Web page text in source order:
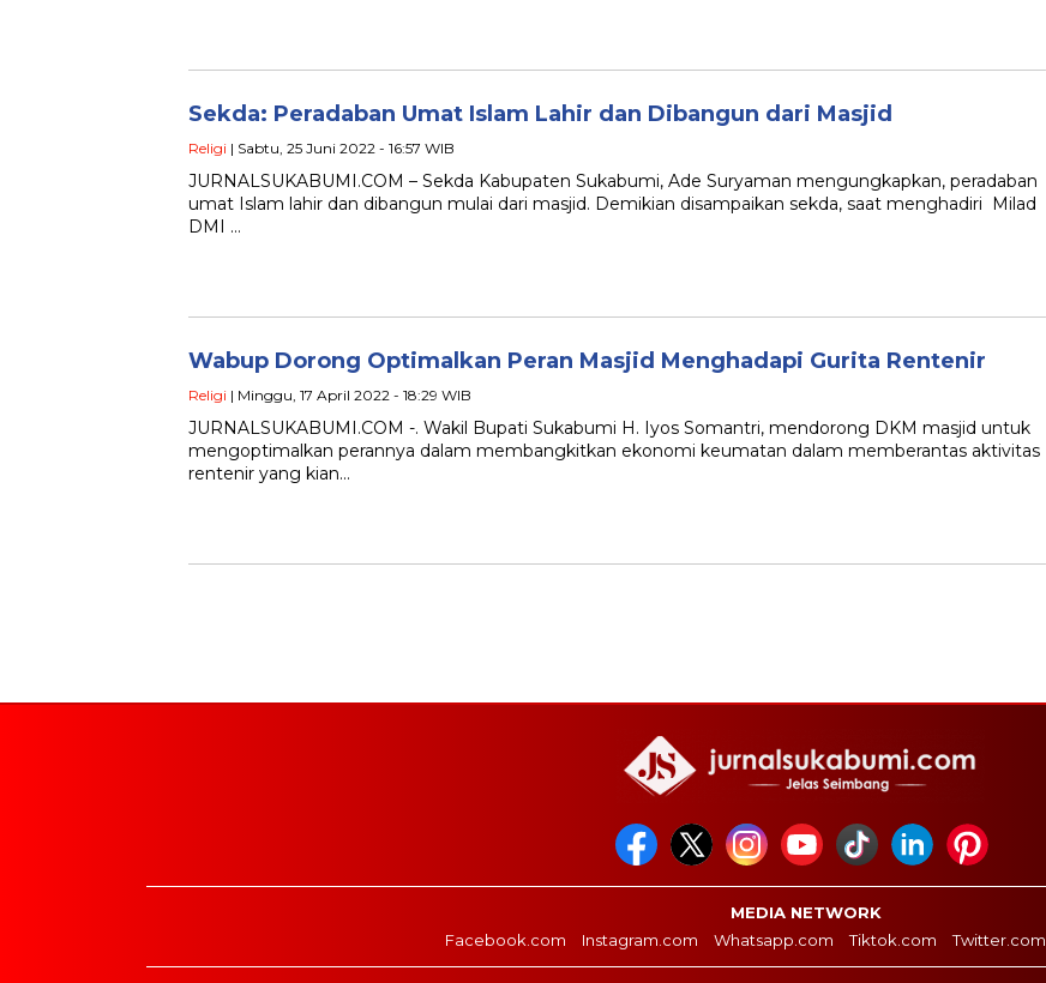
Sekda: Peradaban Umat Islam Lahir dan Dibangun dari Masjid
Religi | Sabtu, 25 Juni 2022 - 16:57 WIB
JURNALSUKABUMI.COM – Sekda Kabupaten Sukabumi, Ade Suryaman mengungkapkan, peradaban
umat Islam lahir dan dibangun mulai dari masjid. Demikian disampaikan sekda, saat menghadiri Milad
DMI …
Wabup Dorong Optimalkan Peran Masjid Menghadapi Gurita Rentenir
Religi | Minggu, 17 April 2022 - 18:29 WIB
JURNALSUKABUMI.COM -. Wakil Bupati Sukabumi H. Iyos Somantri, mendorong DKM masjid untuk
mengoptimalkan perannya dalam membangkitkan ekonomi keumatan dalam memberantas aktivitas
rentenir yang kian…
MEDIA NETWORK
Facebook.com
Instagram.com Whatsapp.com Tiktok.com Twitter.com